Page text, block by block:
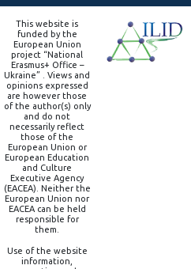
This website is
funded by the
European Union
project “National
Erasmus+ Office –
Ukraine” . Views and
opinions expressed
are however those
of the author(s) only
and do not
necessarily reflect
those of the
European Union or
European Education
and Culture
Executive Agency
(EACEA). Neither the
European Union nor
EACEA can be held
responsible for
them.
Use of the website
information,